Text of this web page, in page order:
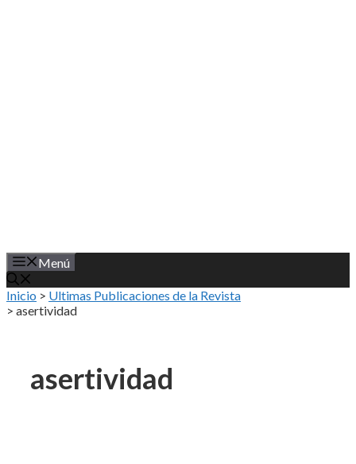
Menú
Inicio > Ultimas Publicaciones de la Revista
> asertividad
asertividad